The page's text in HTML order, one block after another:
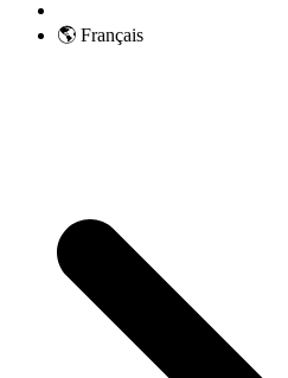
🌎 Français